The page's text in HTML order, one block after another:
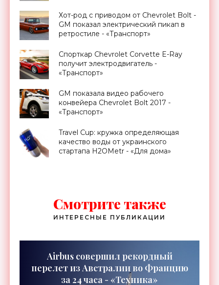
Хот-род с приводом от Chevrolet Bolt -
GM показал электрический пикап в
ретростиле - «Транспорт»
Спорткар Chevrolet Corvette E-Ray
получит электродвигатель -
«Транспорт»
GM показала видео рабочего
конвейера Chevrolet Bolt 2017 -
«Транспорт»
Travel Cup: кружка определяющая
качество воды от украинского
стартапа H2OMetr - «Для дома»
Смотрите также
ИНТЕРЕСНЫЕ ПУБЛИКАЦИИ
Airbus совершил рекордный
перелет из Австралии во Францию
за 24 часа - «Техника»